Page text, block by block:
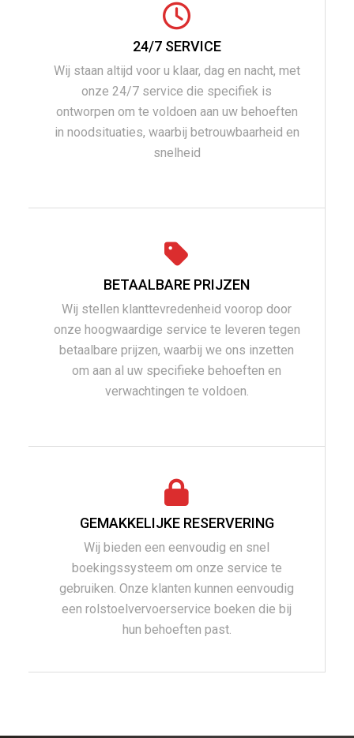
24/7 SERVICE
Wij staan altijd voor u klaar, dag en nacht, met
onze 24/7 service die specifiek is
ontworpen om te voldoen aan uw behoeften
in noodsituaties, waarbij betrouwbaarheid en
snelheid
BETAALBARE PRIJZEN
Wij stellen klanttevredenheid voorop door
onze hoogwaardige service te leveren tegen
betaalbare prijzen, waarbij we ons inzetten
om aan al uw specifieke behoeften en
verwachtingen te voldoen.
GEMAKKELIJKE RESERVERING
Wij bieden een eenvoudig en snel
boekingssysteem om onze service te
gebruiken. Onze klanten kunnen eenvoudig
een rolstoelvervoerservice boeken die bij
hun behoeften past.